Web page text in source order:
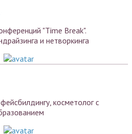
"Time Break".
и нетворкинга
косметолог с